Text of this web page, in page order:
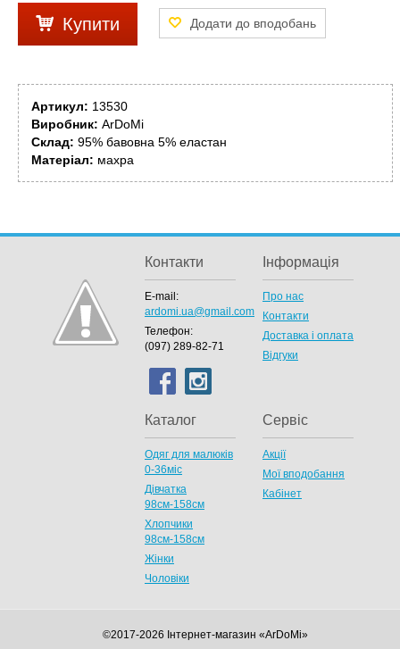
Купити
Артикул: 13530
Виробник: ArDoMi
Склад: 95% бавовна 5% еластан
Матеріал: махра
Контакти
E-mail:
ardomi.ua@gmail.com
Телефон:
(097) 289-82-71
Інформація
Про нас
Контакти
Доставка і оплата
Відгуки
Каталог
Одяг для малюків
0-36міс
Дівчатка
98cм-158см
Хлопчики
98см-158см
Жінки
Чоловіки
Сервіс
Акції
Мої вподобання
Кабінет
©2017-2026 Інтернет-магазин «ArDoMi»